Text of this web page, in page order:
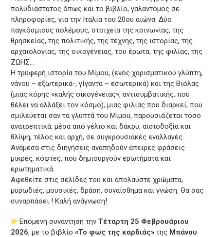
πολυδιάστατος όπως και το βιβλίο, γαλαντόμος σε
πληροφορίες, για την Ιταλία του 20ου αιώνα: Δύο
παγκόσμιους πολέμους, στοιχεία της κοινωνίας, της
θρησκείας, της πολιτικής, της τέχνης, της ιστορίας, της
αρχαιολογίας, της οικογένειας, του έρωτα, της φιλίας, της
ΖΩΗΣ…
Η τρυφερή ιστορία του Μίμου, (ενός χαρισματικού γλύπτη,
νάνου – εξωτερικά-, γίγαντα – εσωτερικά) και της Βιόλας
(μιας κόρης «καλής οικογένειας», αντισυμβατικής, που
θέλει να αλλάξει τον κόσμο), μιας φιλίας που διαρκεί, που
σμιλεύεται σαν τα γλυπτά του Μίμου, παρουσιάζεται τόσο
ανατρεπτικά, μέσα από γέλιο και δάκρυ, αισιοδοξία και
θλίψη, τέλος και αρχή, σε συγκρουσιακές εναλλαγές.
Ανάμεσα στις διηγήσεις αναπηδούν άπειρες φράσεις
μικρές, κόφτες, που δημιουργούν ερωτήματα και
ερωτηματικά.
Αφεθείτε στις σελίδες του και απολαύστε χρώματα,
μυρωδιές, μουσικές, δράση, συναίσθημα και γνώση. Θα σας
συναρπάσει ! Καλή ανάγνωση!
Επόμενη συνάντηση την Τέταρτη 25 Φεβρουάριου
2026, με το βιβλίο «Το φως της καρδιάς» της Μπάνου